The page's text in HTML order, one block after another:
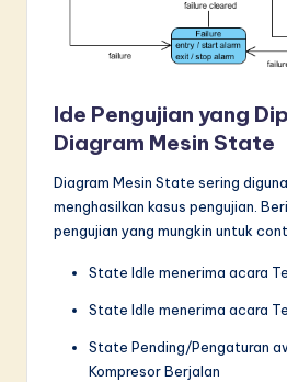
Ide Pengujian yang
Diagram Mesin State
Diagram Mesin State sering
menghasilkan kasus pengujian.
pengujian yang mungkin untuk
State Idle menerima acara
State Idle menerima acara
State Pending/Pengaturan
Kompresor Berjalan